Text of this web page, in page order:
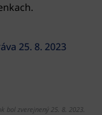
25. 8. 2023
bol zverejnený 25. 8. 2023.